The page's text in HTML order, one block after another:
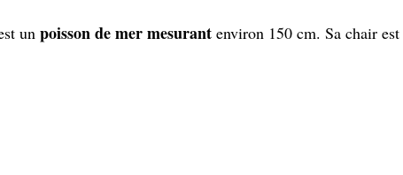
un poisson de mer mesurant environ 150 cm. Sa chair